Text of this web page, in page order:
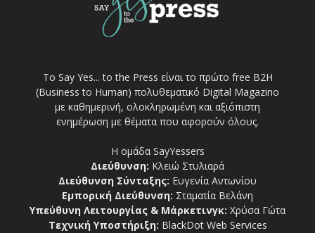
Το Say Yes... to the Press είναι το πρώτο free Β2Η
(Business to Human) πολυθεματικό Digital Magazino
με καθημερινή, ολοκληρωμένη και αξιόπιστη
ενημέρωση με θέματα που αφορούν όλους.
Η ομάδα SayYessers
Διεύθυνση: Κλειώ Στυλιαρά
Διεύθυνση Σύνταξης: Ευγενία Αντωνίου
Εμπορική Διεύθυνση: Σταματία Βελάνη
Υπεύθυνη Λειτουργίας & Μάρκετινγκ: Χρύσα Γώτα
Τεχνική Υποστήριξη: BlackDot Web Services